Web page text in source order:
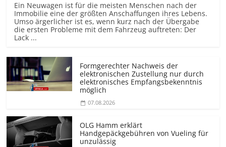
Ein Neuwagen ist für die meisten Menschen nach der
Immobilie eine der größten Anschaffungen ihres Lebens.
Umso ärgerlicher ist es, wenn kurz nach der Übergabe
die ersten Probleme mit dem Fahrzeug auftreten: Der
Lack ...
Formgerechter Nachweis der
elektronischen Zustellung nur durch
elektronisches Empfangsbekenntnis
möglich
07.08.2026
OLG Hamm erklärt
Handgepäckgebühren von Vueling für
unzulässig